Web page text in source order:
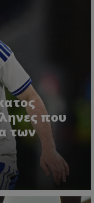
που
των